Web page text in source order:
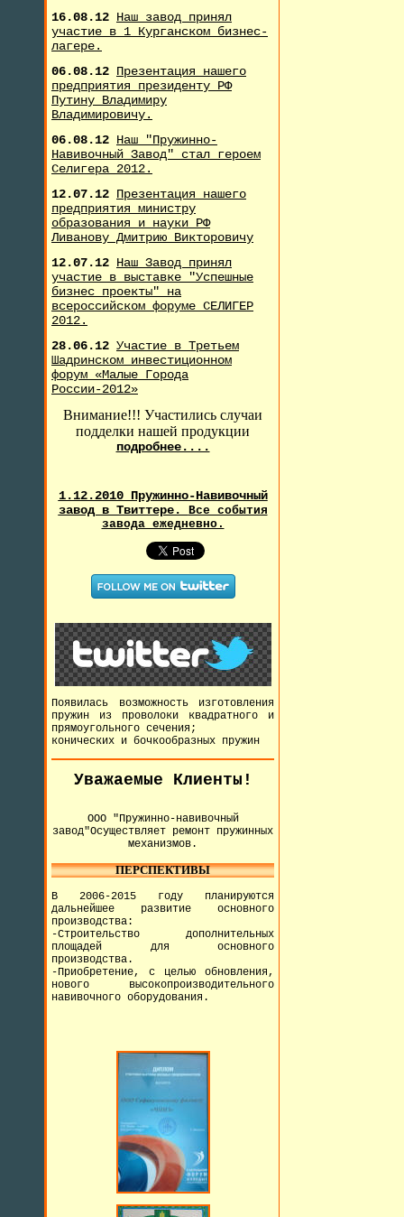
16.08.12 Наш завод принял
участие в 1 Курганском бизнес-
лагере.
06.08.12 Презентация нашего
предприятия президенту РФ
Путину Владимиру
Владимировичу.
06.08.12 Наш "Пружинно-
Навивочный Завод" стал героем
Селигера 2012.
12.07.12 Презентация нашего
предприятия министру
образования и науки РФ
Ливанову Дмитрию Викторовичу
12.07.12 Наш Завод принял
участие в выставке "Успешные
бизнес проекты" на
всероссийском форуме СЕЛИГЕР
2012.
28.06.12 Участие в Третьем
Шадринском инвестиционном
форум «Малые Города
России-2012»
Внимание!!! Участились случаи
подделки нашей продукции
подробнее....
1.12.2010 Пружинно-Навивочный
завод в Твиттере. Все события
завода ежедневно.
Появилась возможность изготовления
пружин из проволоки квадратного и
прямоугольного сечения;
конических и бочкообразных пружин
Уважаемые Клиенты!
ООО "Пружинно-навивочный
завод"Осуществляет ремонт пружинных
механизмов.
ПЕРСПЕКТИВЫ
В 2006-2015 году планируются
дальнейшее развитие основного
производства:
-Строительство дополнительных
площадей для основного
производства.
-Приобретение, с целью обновления,
нового высокопроизводительного
навивочного оборудования.